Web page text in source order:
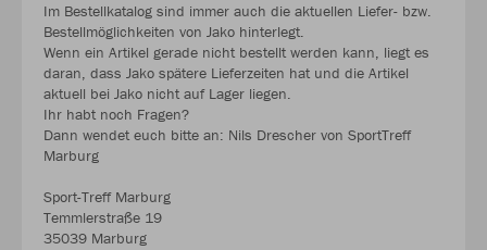
Im Bestellkatalog sind immer auch die aktuellen Liefer- bzw.
Bestellmöglichkeiten von Jako hinterlegt.
Wenn ein Artikel gerade nicht bestellt werden kann, liegt es
daran, dass Jako spätere Lieferzeiten hat und die Artikel
aktuell bei Jako nicht auf Lager liegen.
Ihr habt noch Fragen?
Dann wendet euch bitte an: Nils Drescher von SportTreff
Marburg
Sport-Treff Marburg
Temmlerstraße 19
35039 Marburg